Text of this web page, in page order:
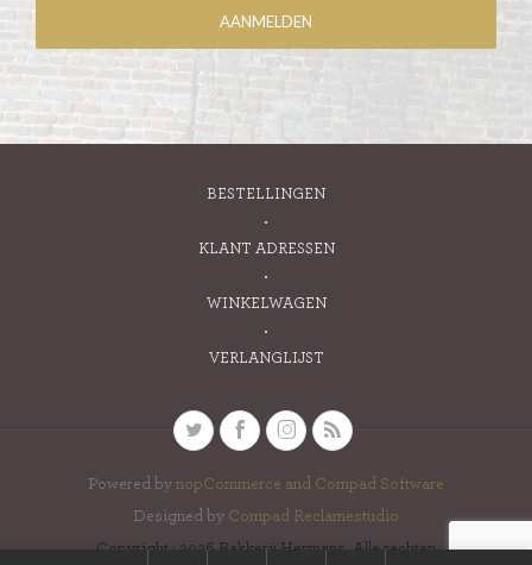
BESTELLINGEN
KLANT ADRESSEN
WINKELWAGEN
VERLANGLIJST
Powered by nopCommerce and Compad Software
Designed by Compad Reclamestudio
Copyright ; 2026 Bakkerij Hermans. Alle rechten